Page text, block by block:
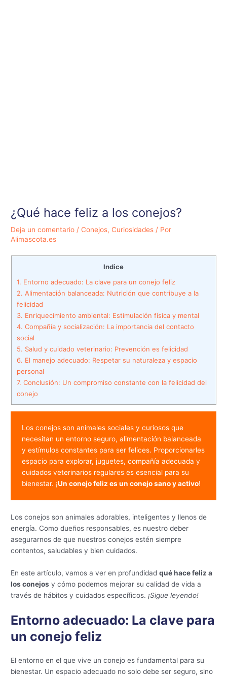
¿Qué hace feliz a los conejos?
Deja un comentario / Conejos, Curiosidades / Por
Alimascota.es
Indice
1. Entorno adecuado: La clave para un conejo feliz
2. Alimentación balanceada: Nutrición que contribuye a la
felicidad
3. Enriquecimiento ambiental: Estimulación física y mental
4. Compañía y socialización: La importancia del contacto
social
5. Salud y cuidado veterinario: Prevención es felicidad
6. El manejo adecuado: Respetar su naturaleza y espacio
personal
7. Conclusión: Un compromiso constante con la felicidad del
conejo
Los conejos son animales sociales y curiosos que
necesitan un entorno seguro, alimentación balanceada
y estímulos constantes para ser felices. Proporcionarles
espacio para explorar, juguetes, compañía adecuada y
cuidados veterinarios regulares es esencial para su
bienestar. ¡Un conejo feliz es un conejo sano y activo!
Los conejos son animales adorables, inteligentes y llenos de
energía. Como dueños responsables, es nuestro deber
asegurarnos de que nuestros conejos estén siempre
contentos, saludables y bien cuidados.
En este artículo, vamos a ver en profundidadqué hace feliz a
los conejos y cómo podemos mejorar su calidad de vida a
través de hábitos y cuidados específicos. ¡Sigue leyendo!
Entorno adecuado: La clave para
un conejo feliz
El entorno en el que vive un conejo es fundamental para su
bienestar. Un espacio adecuado no solo debe ser seguro, sino